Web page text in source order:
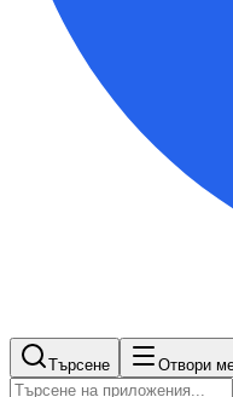
Търсене Отвори